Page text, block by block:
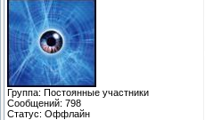
Группа: Постоянные участники
Сообщений: 798
Статус: Оффлайн